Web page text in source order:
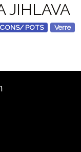
JIHLAVA
POTS Verre